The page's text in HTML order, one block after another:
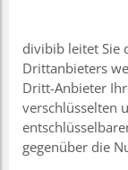
divibib leitet Sie
Drittanbieters
Dritt-Anbieter
verschlüsselten
gegenüber die